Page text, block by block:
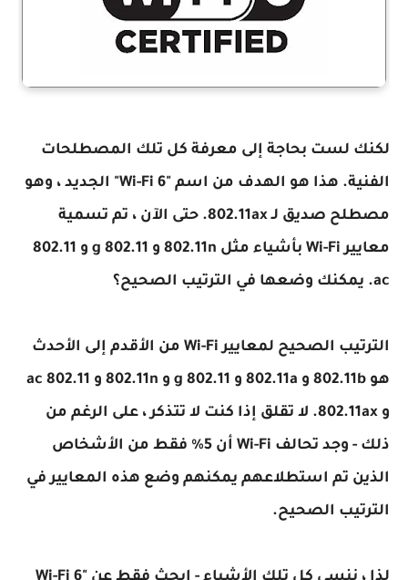
لكنك لست بحاجة إلى معرفة كل تلك المصطلحات
الفنية. هذا هو الهدف من اسم "Wi-Fi 6" الجديد ، وهو
مصطلح صديق لـ 802.11ax. حتى الآن ، تم تسمية
معايير Wi-Fi بأشياء مثل 802.11n و 802.11 g و 802.11
ac. يمكنك وضعها في الترتيب الصحيح؟
الترتيب الصحيح لمعايير Wi-Fi من الأقدم إلى الأحدث
هو 802.11b و 802.11a و 802.11 g و 802.11n و 802.11 ac
و 802.11ax. لا تقلق إذا كنت لا تتذكر ، على الرغم من
ذلك - وجد تحالف Wi-Fi أن 5٪ فقط من الأشخاص
الذين تم استطلاعهم يمكنهم وضع هذه المعايير في
الترتيب الصحيح.